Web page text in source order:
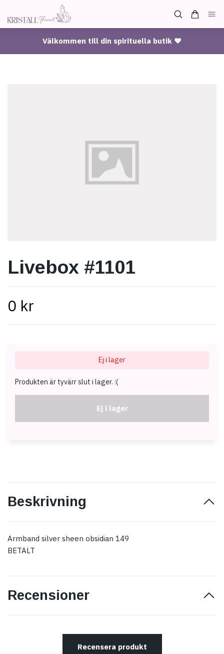
Välkommen till din spirituella butik ♥
Livebox #1101
0 kr
Ej i lager
Produkten är tyvärr slut i lager. :(
Ej i lager
Beskrivning
Armband silver sheen obsidian 149
BETALT
Recensioner
Recensera produkt